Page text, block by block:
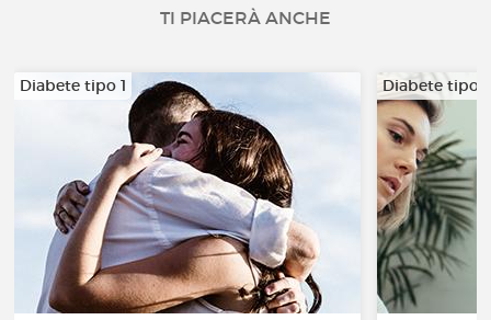
TI PIACERÀ ANCHE
Diabete tipo 1 Diabete tipo 1